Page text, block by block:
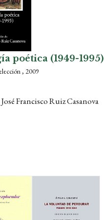
poética (1949-1995)
, 2009
Francisco Ruiz Casanova